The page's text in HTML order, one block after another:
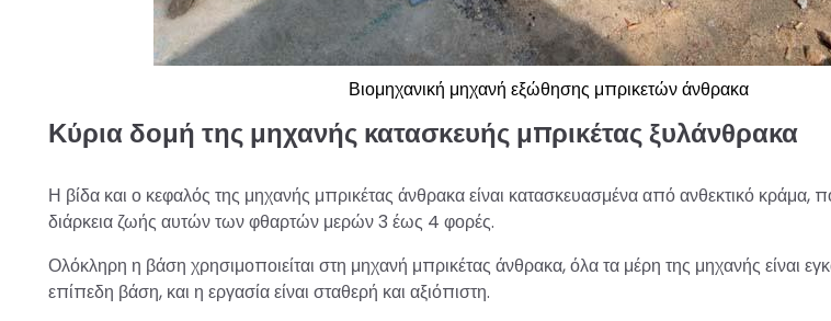
Βιομηχανική μηχανή εξώθησης μπρικετών άνθρακα
Κύρια δομή της μηχανής κατασκευής μπρικέτας ξυλάνθρακα
Η βίδα και ο κεφαλός της μηχανής μπρικέτας άνθρακα είναι κατασκευασμένα από ανθεκτικό κράμα,
διάρκεια ζωής αυτών των φθαρτών μερών 3 έως 4 φορές.
Ολόκληρη η βάση χρησιμοποιείται στη μηχανή μπρικέτας άνθρακα, όλα τα μέρη της μηχανής είναι
επίπεδη βάση, και η εργασία είναι σταθερή και αξιόπιστη.